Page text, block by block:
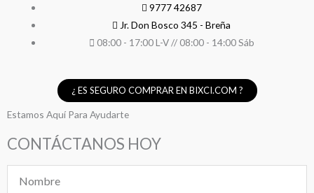
9777 42687
Jr. Don Bosco 345 - Breña
08:00 - 17:00 L-V // 08:00 - 14:00 Sáb
¿ ES SEGURO COMPRAR EN BIXCI.COM ?
Estamos Aquí Para Ayudarte
CONTÁCTANOS HOY